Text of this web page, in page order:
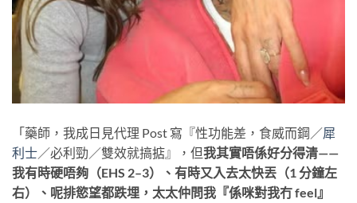
「藥師，我成日見代理 Post 寫『性功能差，食威而鋼／犀
利士 ／必利勁／雙效就搞掂』，但我其實唔係好分得清——
我有時硬唔夠（EHS 2–3）、有時又入去太快丟（1 分鐘左
右）、呢排慾望都跌埋，太太仲問我『係咪對我冇 feel』